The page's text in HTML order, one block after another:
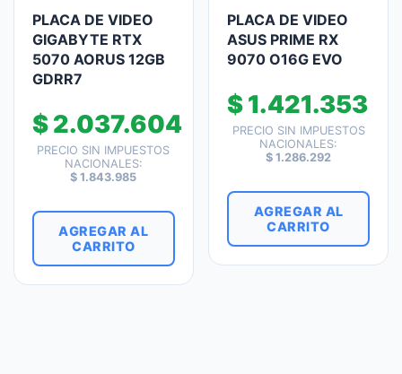
PLACA DE VIDEO
GIGABYTE RTX
5070 AORUS 12GB
GDRR7
$2.037.604
PRECIO SIN IMPUESTOS
NACIONALES:
$ 1.843.985
AGREGAR AL
CARRITO
PLACA DE VIDEO
ASUS PRIME RX
9070 O16G EVO
$1.421.353
PRECIO SIN IMPUESTOS
NACIONALES:
$ 1.286.292
AGREGAR AL
CARRITO